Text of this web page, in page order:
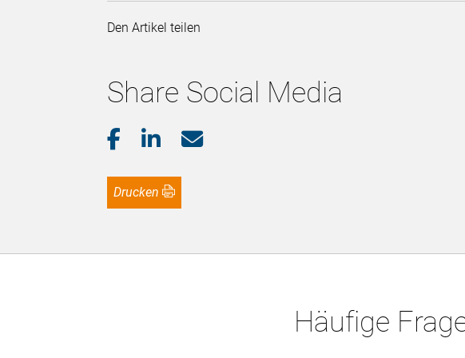
Den Artikel teilen
Share Social Media
Drucken
Häufige